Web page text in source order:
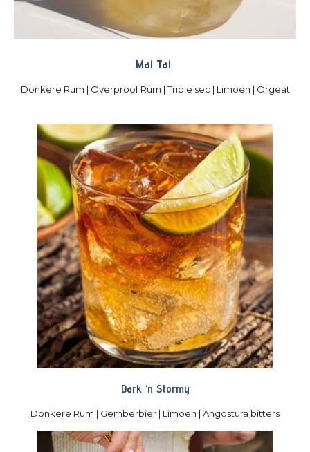
Mai Tai
Donkere Rum | Overproof Rum | Triple sec | Limoen | Orgeat
Dark ‘n Stormy
Donkere Rum | Gemberbier | Limoen | Angostura bitters